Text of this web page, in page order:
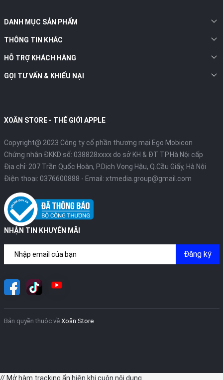
DANH MỤC SẢN PHẨM
THÔNG TIN KHÁC
HỖ TRỢ KHÁCH HÀNG
GỌI TƯ VẤN & KHIẾU NẠI
XOĂN STORE - THẾ GIỚI APPLE
Copyright@ 2023 Công ty cổ phần thương mại Ego Mobicon
Chứng nhận ĐKKD số: 038828xxxx do sở KH & ĐT TP.Hà Nội cấp
Địa chỉ: 207 Trần Quốc Hoàn, P.Dịch Vọng Hậu, Q.Cầu Giấy, Hà Nội
Điện thoại: 0376600888 - Email: xtmedia.group@gmail.com
NHẬN TIN KHUYẾN MÃI
Đăng ký
Bản quyền thuộc về Xoăn Store
// Mở hàm tracking ẩn hiện khi cuộn nội dung.